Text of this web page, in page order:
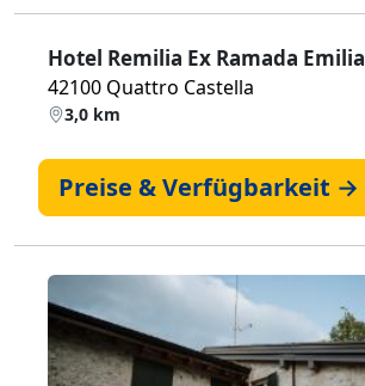
Hotel Remilia Ex Ramada Emilia
42100 Quattro Castella
3,0 km
Preise & Verfügbarkeit →